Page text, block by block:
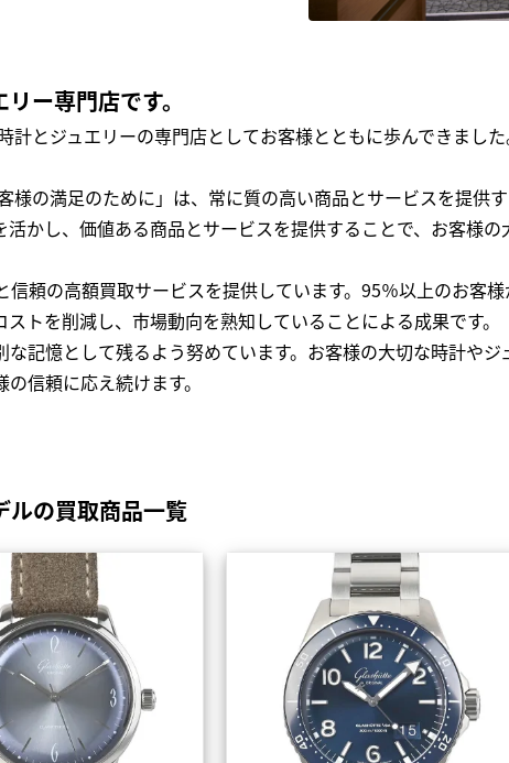
ー専門店です。
とジュエリーの専門店としてお客様とともに歩んできまし
の満足のために」は、常に質の高い商品とサービスを提供
かし、価値ある商品とサービスを提供することで、お客様
頼の高額買取サービスを提供しています。95％以上のお客
トを削減し、市場動向を熟知していることによる成果です。
記憶として残るよう努めています。お客様の大切な時計や
信頼に応え続けます。
ルの買取商品一覧